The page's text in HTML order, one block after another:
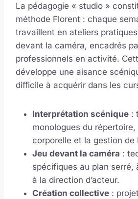
La pédagogie « studio »
méthode Florent : chaque
travaillent en ateliers
devant la caméra, encadrés
professionnels en activité.
développe une aisance
difficile à acquérir dans les
Interprétation scénique :
monologues du
corporelle et la gestion de
Jeu devant la caméra :
spécifiques au plan serré,
à la direction d’acteur.
Création collective :